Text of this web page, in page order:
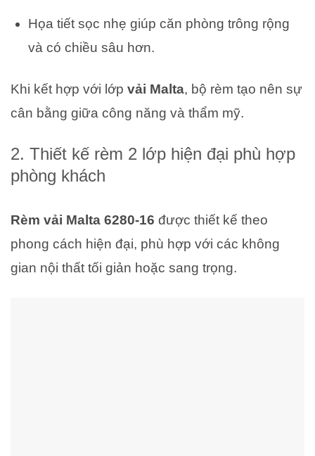
Họa tiết sọc nhẹ giúp căn phòng trông rộng
và có chiều sâu hơn.
Khi kết hợp với lớp vải Malta, bộ rèm tạo nên sự
cân bằng giữa công năng và thẩm mỹ.
2. Thiết kế rèm 2 lớp hiện đại phù hợp
phòng khách
Rèm vải Malta 6280-16 được thiết kế theo
phong cách hiện đại, phù hợp với các không
gian nội thất tối giản hoặc sang trọng.